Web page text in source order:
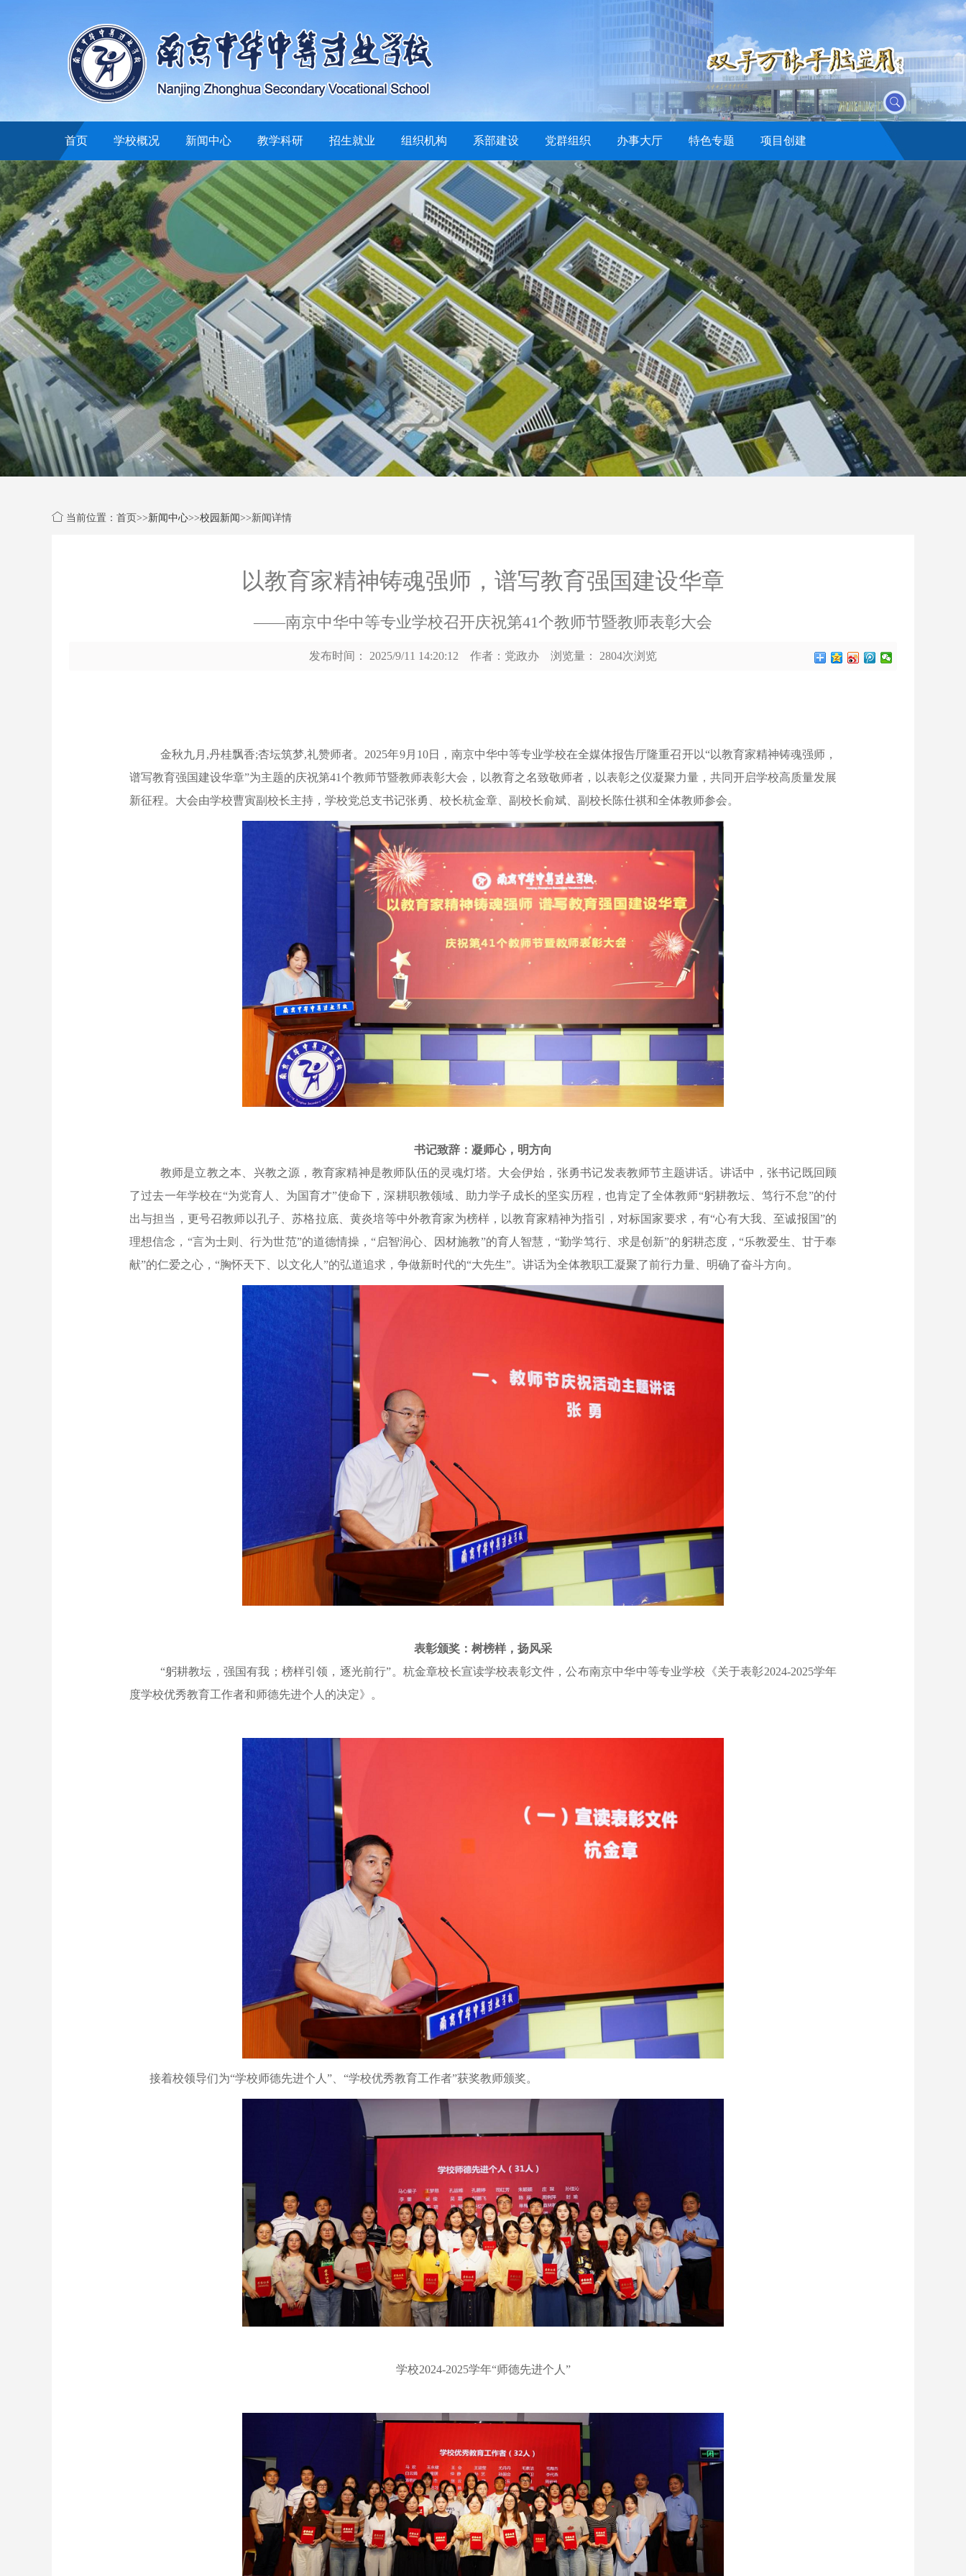
首页 学校概况 新闻中心 教学科研 招生就业 组织机构 系部建设 党群组织 办事大厅 特色专题 项目创建
当前位置：首页>>新闻中心>>校园新闻>>新闻详情
以教育家精神铸魂强师，谱写教育强国建设华章
——南京中华中等专业学校召开庆祝第41个教师节暨教师表彰大会
发布时间： 2025/9/11 14:20:12 作者：党政办 浏览量： 2804次浏览
金秋九月 ,丹桂飘香;杏坛筑梦,礼赞师者。 2025年9月 10日，南京中华中等专业学校在全媒体报告厅隆重召开以“以教育家精神铸魂强师，
谱写教育强国建设华章”为主题的庆祝第41个教师节暨教师表彰大会，以教育之名致敬师者，以表彰之仪凝聚力量，共同开启学校高质量发展
新征程。大会由学校曹寅副校长主持，学校党总支书记张勇、校长杭金章、副校长俞斌、副校长陈仕祺和全体教师参会。
书记致辞：凝师心，明方向
教师是立教之本、兴教之源，教育家精神是教师队伍的灵魂灯塔。大会伊始，张勇书记发表教师节主题讲话。讲话中，张书记既回顾
了过去一年学校在“为党育人、为国育才”使命下，深耕职教领域、助力学子成长的坚实历程，也肯定了全体教师“躬耕教坛、笃行不怠”的付
出与担当，更号召教师以孔子、苏格拉底、黄炎培等中外教育家为榜样，以教育家精神为指引，对标国家要求，有“心有大我、至诚报国”的
理想信念，“言为士则、行为世范”的道德情操，“启智润心、因材施教”的育人智慧，“勤学笃行、求是创新”的躬耕态度，“乐教爱生、甘于奉
献”的仁爱之心，“胸怀天下、以文化人”的弘道追求，争做新时代的“大先生”。讲话为全体教职工凝聚了前行力量、明确了奋斗方向。
表彰颁奖：树榜样，扬风采
“躬耕教坛，强国有我；榜样引领，逐光前行”。杭金章校长宣读学校表彰文件，公布南京中华中等专业学校《关于表彰2024-2025学年
度学校优秀教育工作者和师德先进个人的决定》。
接着校领导们为“学校师德先进个人”、“学校优秀教育工作者”获奖教师颁奖。
学校2024-2025学年“师德先进个人”